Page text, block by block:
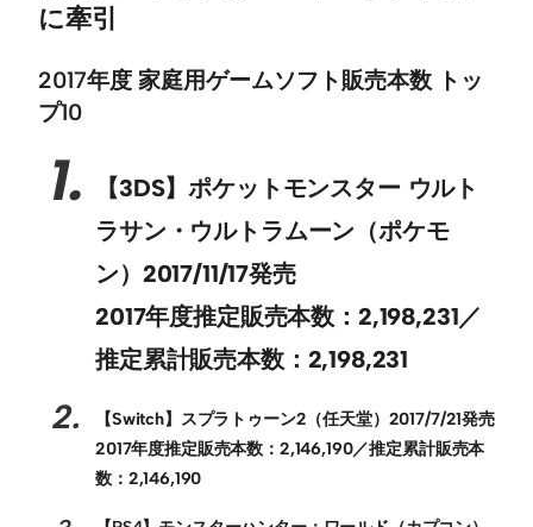
に牽引
2017年度 家庭用ゲームソフト販売本数 トッ
プ10
【3DS】ポケットモンスター ウルト
ラサン・ウルトラムーン（ポケモ
ン）2017/11/17発売
2017年度推定販売本数：2,198,231／
推定累計販売本数：2,198,231
【Switch】スプラトゥーン2（任天堂）2017/7/21発売
2017年度推定販売本数：2,146,190／推定累計販売本
数：2,146,190